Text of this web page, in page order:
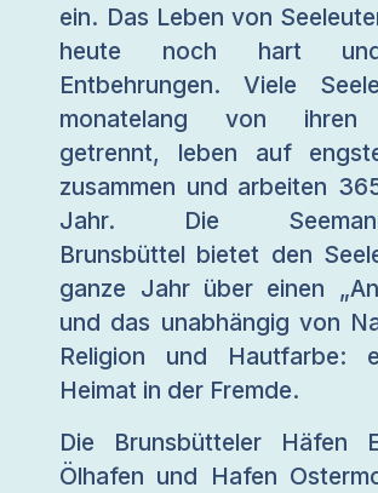
ein. Das Leben von
heute noch hart
Entbehrungen. Viele
monatelang von ihren
getrennt, leben auf
zusammen und arbeiten
Jahr. Die
Brunsbüttel bietet den
ganze Jahr über einen
und das unabhängig von
Religion und Hautfarbe:
Heimat in der Fremde.
Die Brunsbütteler Häfen
Ölhafen und Hafen